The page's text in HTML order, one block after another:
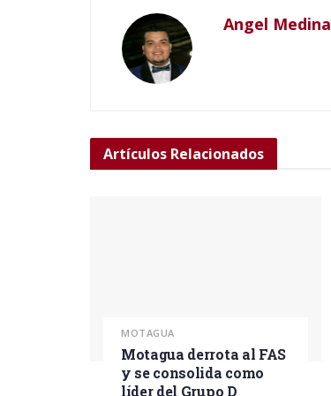
Angel Medina
Artículos Relacionados
MOTAGUA
Motagua derrota al FAS
y se consolida como
líder del Grupo D